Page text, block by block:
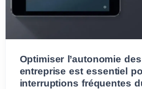
Optimiser l’autonomie
entreprise est essentiel
interruptions fréquentes